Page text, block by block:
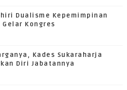
Dualisme Kepemimpinan
Gelar Kongres
Kades Sukaraharja
Diri Jabatannya